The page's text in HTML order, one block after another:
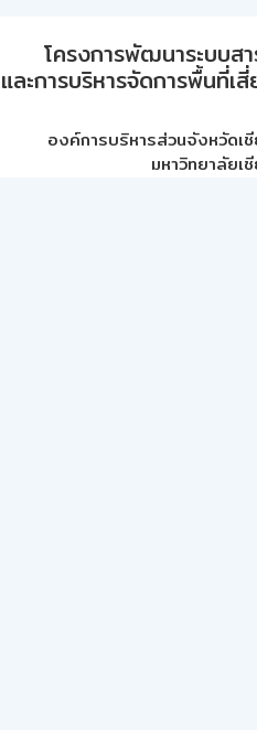
โครงการพัฒนาระบบส
และการบริหารจัดการพื้นที่เ
องค์การบริหารส่วนจังหวัดเ
มหาวิทยาลัยเ